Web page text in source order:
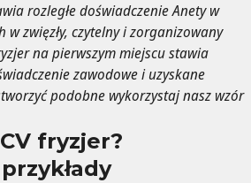
rozległe doświadczenie Anety w
w zwięzły, czytelny i zorganizowany
na pierwszym miejscu stawia
zawodowe i uzyskane
podobne wykorzystaj nasz wzór
fryzjer?